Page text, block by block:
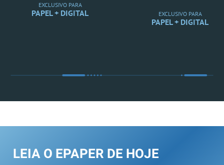
EXCLUSIVO PARA
PAPEL + DIGITAL EXCLUSIVO PARA
PAPEL + DIGITAL
LEIA O EPAPER DE HOJE